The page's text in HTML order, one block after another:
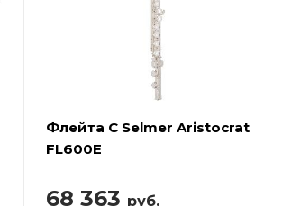
Флейта C Selmer Aristocrat
FL600E
68 363 руб.